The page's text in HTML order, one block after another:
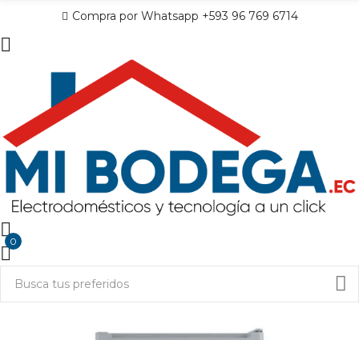
Compra por Whatsapp +593 96 769 6714
0